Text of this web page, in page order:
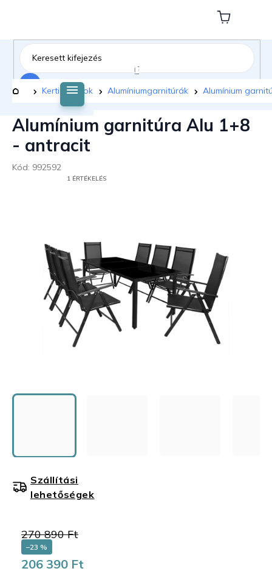
tartalomhoz
Kosár
Kezdőlap
Kerti bútorok Alumíniumgarnitúrák Alumínium
Alumínium garnitúra Alu 1+8
- antracit
Kód: 992592
CSILLAG.
1 ÉRTÉKELÉS
270 890 Ft
–23 %
206 390 Ft
Szállítási
lehetőségek